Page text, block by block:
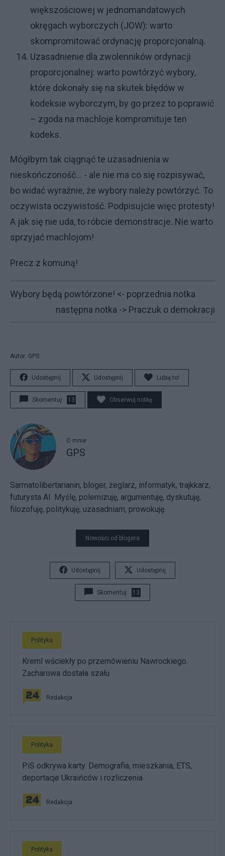
większościowej w jednomandatowych
okręgach wyborczych (JOW): warto
skompromitować ordynację proporcjonalną.
Uzasadnienie dla zwolenników ordynacji
proporcjonalnej: warto powtórzyć wybory,
które dokonały się na skutek błędów w
kodeksie wyborczym, by go przez to poprawić
– zgoda na machloje kompromituje ten
kodeks.
Mógłbym tak ciągnąć te uzasadnienia w
nieskończoność… - ale nie ma co się rozpisywać,
bo widać wyraźnie, że wybory należy powtórzyć. To
oczywista oczywistość. Podpisujcie więc protesty!
A jak się nie uda, to róbcie demonstracje. Nie warto
sprzyjać machlojom!
Precz z komuną!
Wybory będą powtórzone! <- poprzednia notka
następna notka -> Praczuk o demokracji
Autor: GPS
Udostępnij Udostępnij Lubię to!
Skomentuj 13 Obserwuj notkę
O mnie
GPS
Sarmatolibertarianin, bloger, żeglarz, informatyk, trajkkarz,
futurysta AI. Myślę, polemizuję, argumentuję, dyskutuję,
filozofuję, politykuję, uzasadniam, prowokuję.
Nowości od blogera
Udostępnij Udostępnij
Skomentuj 13
Polityka
Kreml wściekły po przemówieniu Nawrockiego.
Zacharowa dostała szału
Redakcja
Polityka
PiS odkrywa karty. Demografia, mieszkania, ETS,
deportacje Ukraińców i rozliczenia
Redakcja
Polityka